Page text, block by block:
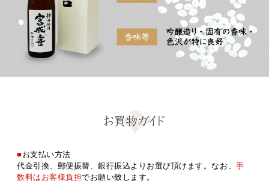
■ お支払い方法
代金引換、郵便振替、銀行振込よりお選び頂けます。なお、手
数料はお客様負担でお願い致します。